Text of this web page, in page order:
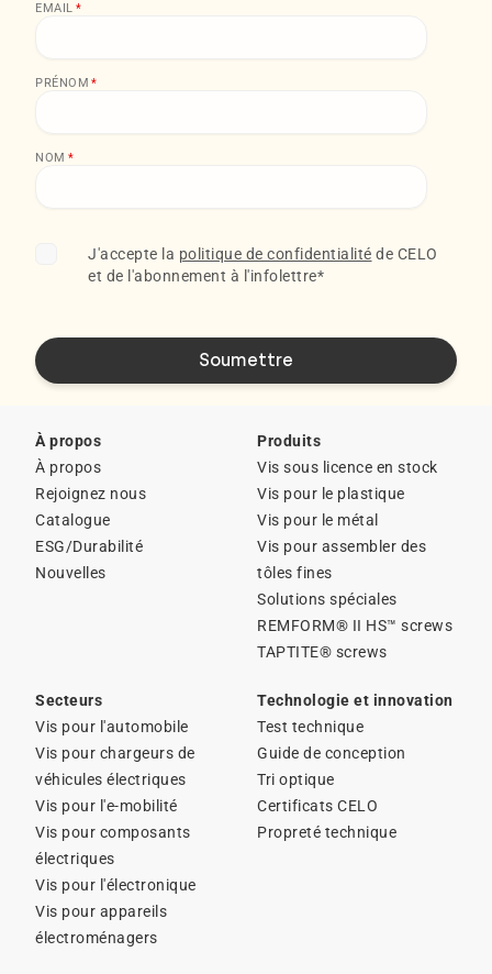
EMAIL *
PRÉNOM *
NOM *
J'accepte la politique de confidentialité de CELO
et de l'abonnement à l'infolettre*
À propos
À propos
Rejoignez nous
Catalogue
ESG/Durabilité
Nouvelles
Produits
Vis sous licence en stock
Vis pour le plastique
Vis pour le métal
Vis pour assembler des
tôles fines
Solutions spéciales
REMFORM® II HS™ screws
TAPTITE® screws
Secteurs
Vis pour l'automobile
Vis pour chargeurs de
véhicules électriques
Vis pour l'e-mobilité
Vis pour composants
électriques
Vis pour l'électronique
Vis pour appareils
électroménagers
Technologie et innovation
Test technique
Guide de conception
Tri optique
Certificats CELO
Propreté technique